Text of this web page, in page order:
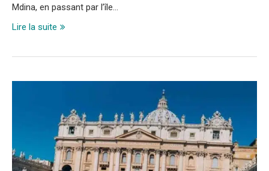
Mdina, en passant par l’île…
Lire la suite